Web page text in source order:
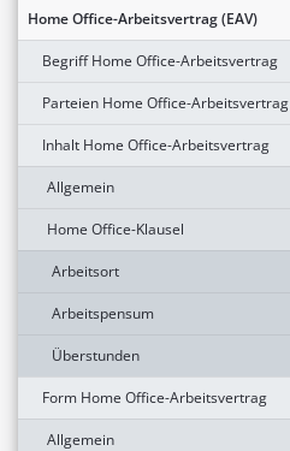
Home Office-Arbeitsvertrag (EAV)
Begriff Home Office-Arbeitsvertrag
Parteien Home Office-Arbeitsvertrag
Inhalt Home Office-Arbeitsvertrag
Allgemein
Home Office-Klausel
Arbeitsort
Arbeitspensum
Überstunden
Form Home Office-Arbeitsvertrag
Allgemein